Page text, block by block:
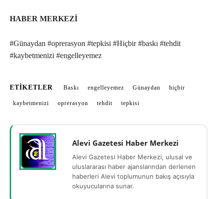
HABER MERKEZİ
#Günaydan #oprerasyon #tepkisi #Hiçbir #baskı #tehdit
#kaybetmenizi #engelleyemez
ETIKETLER Baskı engelleyemez Günaydan hiçbir
kaybetmenizi oprerasyon tehdit tepkisi
Alevi Gazetesi Haber Merkezi
Alevi Gazetesi Haber Merkezi, ulusal ve
uluslararası haber ajanslarından derlenen
haberleri Alevi toplumunun bakış açısıyla
okuyucularına sunar.